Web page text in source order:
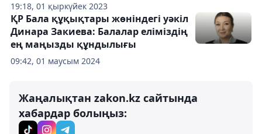
19:18, 01 қыркүйек 2023
09:42, 01 маусым 2024
ҚР Бала құқықтары жөніндегі уәкіл
Динара Закиева: Балалар еліміздің
ең маңызды құндылығы
Жаңалықтан zakon.kz сайтында
хабардар болыңыз: